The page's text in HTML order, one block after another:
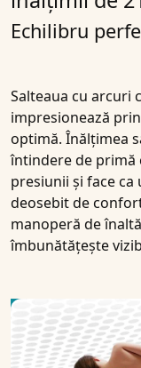
Echilibru
Salteaua cu arcuri
impresionează
optimă. Înălțimea
întindere de primă
presiunii și face
deosebit de
manoperă de
îmbunătățește